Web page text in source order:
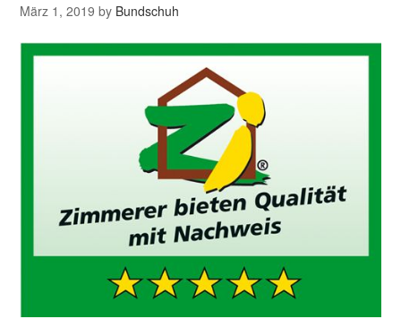
März 1, 2019 by Bundschuh